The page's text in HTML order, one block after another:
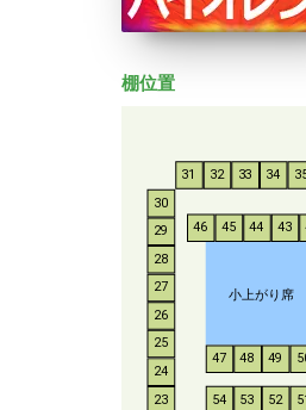
棚位置
小上がり席
23
24
25
26
27
28
29
30
31 32 33 34
43
44
45
46
47 48 49
52
53
54